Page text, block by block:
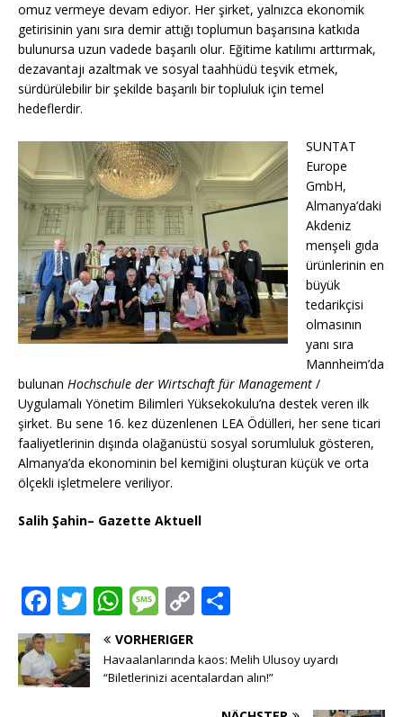
omuz vermeye devam ediyor. Her şirket, yalnızca ekonomik
getirisinin yanı sıra demir attığı toplumun başarısına katkıda
bulunursa uzun vadede başarılı olur. Eğitime katılımı arttırmak,
dezavantajı azaltmak ve sosyal taahhüdü teşvik etmek,
sürdürülebilir bir şekilde başarılı bir topluluk için temel
hedeflerdir.
SUNTAT
Europe
GmbH,
Almanya’daki
Akdeniz
menşeli gıda
ürünlerinin en
büyük
tedarikçisi
olmasının
yanı sıra
Mannheim’da
bulunan Hochschule der Wirtschaft für Management /
Uygulamalı Yönetim Bilimleri Yüksekokulu’na destek veren ilk
şirket. Bu sene 16. kez düzenlenen LEA Ödülleri, her sene ticari
faaliyetlerinin dışında olağanüstü sosyal sorumluluk gösteren,
Almanya’da ekonominin bel kemiğini oluşturan küçük ve orta
ölçekli işletmelere veriliyor.
Salih Şahin– Gazette Aktuell
F
a
c
e
T
w
it
te
W
h
at
s
M
e
ss
a
C
p
y
le
n
VORHERIGER
Havaalanlarında kaos: Melih Ulusoy uyardı
“Biletlerinizi acentalardan alın!”